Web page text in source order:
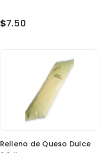
$7.50
Relleno de Queso Dulce